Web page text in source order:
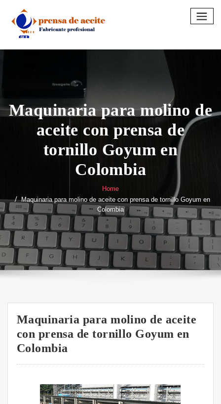
content
Maquinaria para molino de
aceite con prensa de
tornillo Goyum en
Colombia
Home
Maquinaria para molino de aceite con prensa de tornillo Goyum en
Colombia
Maquinaria para molino de aceite
con prensa de tornillo Goyum en
Colombia